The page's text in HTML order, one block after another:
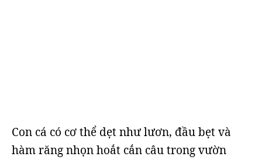
Con cá có cơ thể dẹt như lươn, đầu bẹt và
hàm răng nhọn hoắt cắn câu trong vườn